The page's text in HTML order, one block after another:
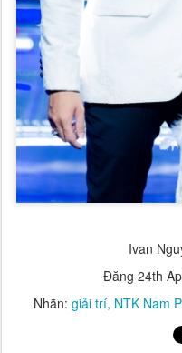
Ivan
Đăng 24th
Nhãn: giải trí NTK Nam